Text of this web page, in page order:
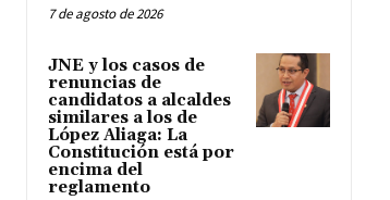
7 de agosto de 2026
JNE y los casos de
renuncias de
candidatos a alcaldes
similares a los de
López Aliaga: La
Constitución está por
encima del
reglamento